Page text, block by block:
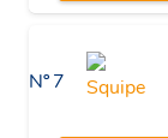
Nº 7